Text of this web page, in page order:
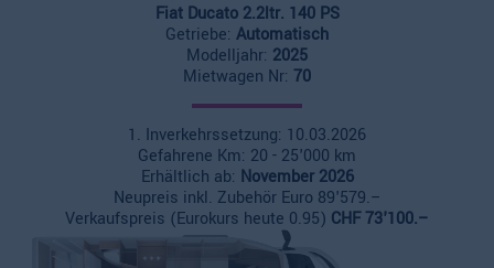
Fiat Ducato 2.2ltr. 140 PS
Getriebe: Automatisch
Modelljahr: 2025
Mietwagen Nr: 70
1. Inverkehrssetzung: 10.03.2026
Gefahrene Km: 20 - 25'000 km
Erhältlich ab: November 2026
Neupreis inkl. Zubehör Euro 89'579.–
Verkaufspreis (Eurokurs heute 0.95) CHF 73'100.–